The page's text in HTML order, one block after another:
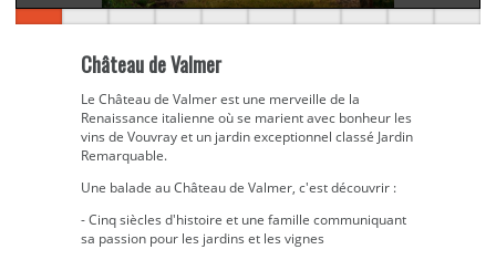
Château de Valmer
Le Château de Valmer est une merveille de la
Renaissance italienne où se marient avec bonheur les
vins de Vouvray et un jardin exceptionnel classé Jardin
Remarquable.
Une balade au Château de Valmer, c'est découvrir :
- Cinq siècles d'histoire et une famille communiquant
sa passion pour les jardins et les vignes